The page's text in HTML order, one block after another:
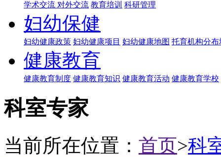
学术交流 对外交流 教育培训 科研管理
妇幼保健
妇幼健康政策 妇幼健康项目 妇幼健康地图 托育机构分布
健康教育
健康教育制度 健康教育知识 健康教育活动 健康教育学校
科室专家
当前所在位置： 首页>科